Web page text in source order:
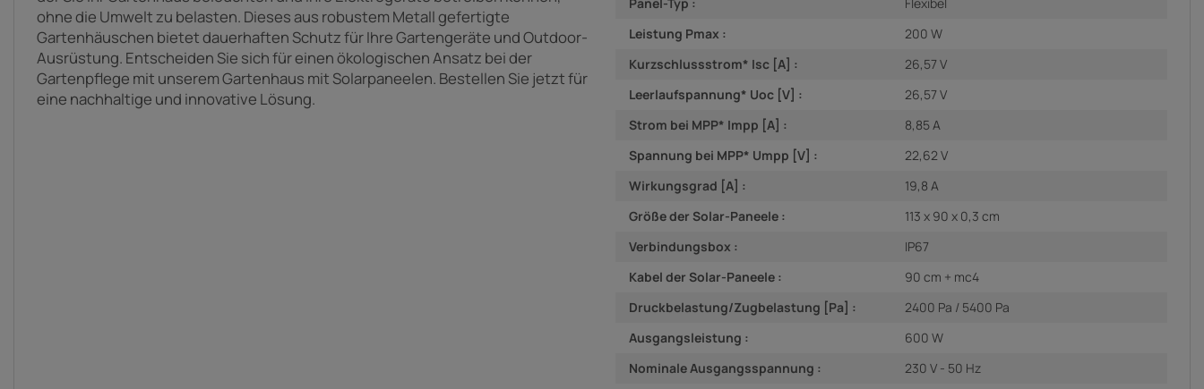
ohne die Umwelt zu belasten. Dieses aus robustem Metall gefertigte
Gartenhäuschen bietet dauerhaften Schutz für Ihre Gartengeräte und Outdoor-
Ausrüstung. Entscheiden Sie sich für einen ökologischen Ansatz bei der
Gartenpflege mit unserem Gartenhaus mit Solarpaneelen. Bestellen Sie jetzt für
eine nachhaltige und innovative Lösung.
Leistung Pmax :
200 W
Kurzschlussstrom* Isc [A] :
26,57 V
Leerlaufspannung* Uoc [V] :
26,57 V
Strom bei MPP* Impp [A] :
8,85 A
Spannung bei MPP* Umpp [V] :
22,62 V
Wirkungsgrad [A] :
19,8 A
Größe der Solar-Paneele :
113 x 90 x 0,3 cm
Verbindungsbox :
IP67
Kabel der Solar-Paneele :
90 cm + mc4
Druckbelastung/Zugbelastung [Pa] :
2400 Pa / 5400 Pa
Ausgangsleistung :
600 W
Nominale Ausgangsspannung :
230 V - 50 Hz